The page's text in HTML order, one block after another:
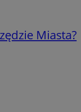
Miasta?